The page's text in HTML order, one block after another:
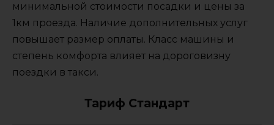
минимальной стоимости посадки и цены за
1км проезда. Наличие дополнительных услуг
повышает размер оплаты. Класс машины и
степень комфорта влияет на дороговизну
поездки в такси.
Тариф Стандарт